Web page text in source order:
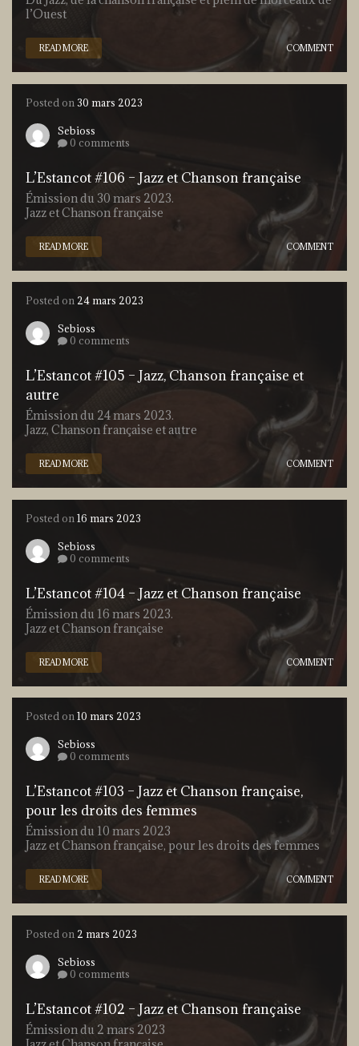
l’Ouest
READ MORE COMMENT
Posted on30 mars 2023
Sebioss
0 comments
L’Estancot #106 – Jazz et Chanson française
Émission du 30 mars 2023.
Jazz et Chanson française
READ MORE COMMENT
Posted on 24 mars 2023
Sebioss
0 comments
L’Estancot #105 – Jazz, Chanson française et
autre
Émission du 24 mars 2023.
Jazz, Chanson française et autre
READ MORE COMMENT
Posted on16 mars 2023
Sebioss
0 comments
L’Estancot #104 – Jazz et Chanson française
Émission du 16 mars 2023.
Jazz et Chanson française
READ MORE COMMENT
Posted on10 mars 2023
Sebioss
0 comments
L’Estancot #103 – Jazz et Chanson française,
pour les droits des femmes
Émission du 10 mars 2023
Jazz et Chanson française, pour les droits des femmes
READ MORE COMMENT
Posted on 2 mars 2023
Sebioss
0 comments
L’Estancot #102 – Jazz et Chanson française
Émission du 2 mars 2023